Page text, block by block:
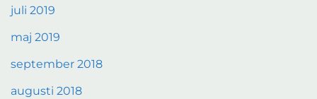
juli 2019
maj 2019
september 2018
augusti 2018